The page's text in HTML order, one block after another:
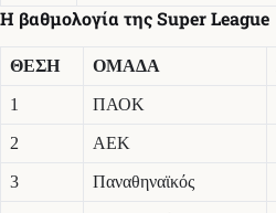
Η βαθμολογία της Super League
ΘΕΣΗ ΟΜΑΔΑ
1 ΠΑΟΚ
2 ΑΕΚ
3 Παναθηναϊκός